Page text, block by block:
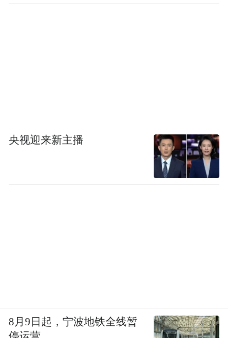
央视迎来新主播
8月9日起，宁波地铁全线暂
停运营